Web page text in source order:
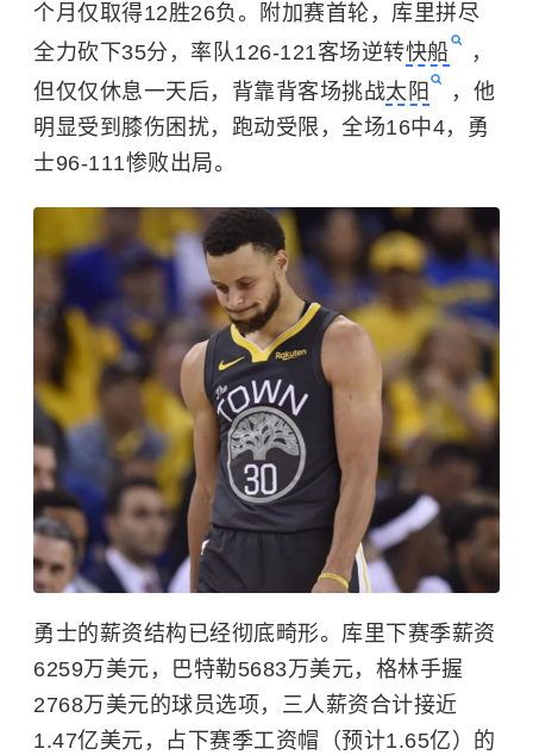
个月仅取得12胜26负。附加赛首轮，库里拼尽
全力砍下35分，率队126-121客场逆转快船
，
但仅仅休息一天后，背靠背客场挑战太阳
，他
明显受到膝伤困扰，跑动受限，全场16中4，勇
士96-111惨败出局。
勇士的薪资结构已经彻底畸形。库里下赛季薪资
6259万美元，巴特勒5683万美元，格林手握
2768万美元的球员选项，三人薪资合计接近
1.47亿美元，占下赛季工资帽（预计1.65亿）的